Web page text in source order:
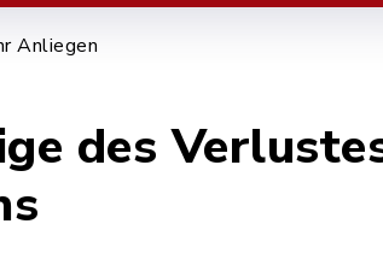
Anliegen
des